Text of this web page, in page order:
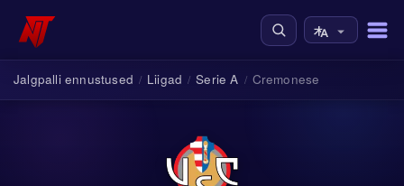
Jalgpalli ennustused / Liigad / Serie A / Cremonese